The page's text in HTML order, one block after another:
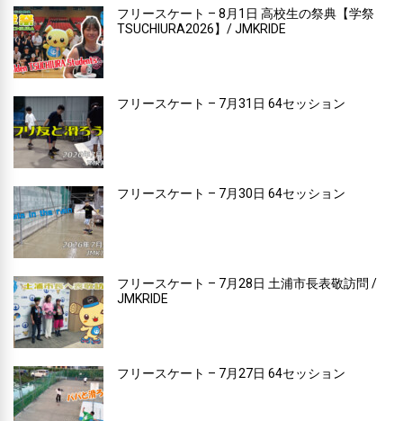
フリースケート – 8月1日 高校生の祭典【学祭
TSUCHIURA2026】/ JMKRIDE
フリースケート – 7月31日 64セッション
フリースケート – 7月30日 64セッション
フリースケート – 7月28日 土浦市長表敬訪問 /
JMKRIDE
フリースケート – 7月27日 64セッション